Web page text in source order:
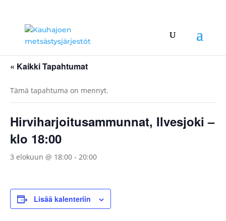
« Kaikki Tapahtumat
Tämä tapahtuma on mennyt.
Hirviharjoitusammunnat, Ilvesjoki –
klo 18:00
3 elokuun @ 18:00 - 20:00
Lisää kalenteriin